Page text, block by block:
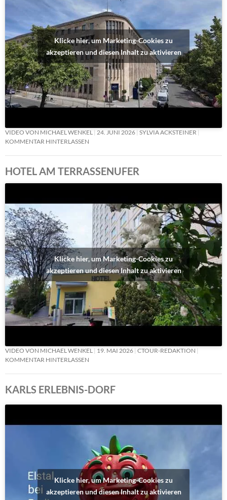
Klicke hier, um Marketing-Cookies zu
akzeptieren und diesen Inhalt zu aktivieren
VIDEO VON MICHAEL WENKEL 24. JUNI 2026 SYLVIA ACKSTEINER
KOMMENTAR HINTERLASSEN
HOTEL AM TERRASSENUFER
Klicke hier, um Marketing-Cookies zu
akzeptieren und diesen Inhalt zu aktivieren
VIDEO VON MICHAEL WENKEL 19. MAI 2026 CTOUR-REDAKTION
KOMMENTAR HINTERLASSEN
KARLS ERLEBNIS-DORF
Klicke hier, um Marketing-Cookies zu
akzeptieren und diesen Inhalt zu aktivieren